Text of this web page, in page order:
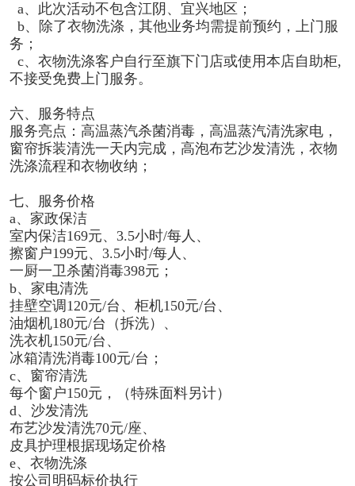
a、此次活动不包含江阴、宜兴地区；
b、除了衣物洗涤，其他业务均需提前预约，上门服
务；
c、衣物洗涤客户自行至旗下门店或使用本店自助柜,
不接受免费上门服务。
六、服务特点
服务亮点：高温蒸汽杀菌消毒，高温蒸汽清洗家电，
窗帘拆装清洗一天内完成，高泡布艺沙发清洗，衣物
洗涤流程和衣物收纳；
七、服务价格
a、家政保洁
室内保洁169元、3.5小时/每人、
擦窗户199元、3.5小时/每人、
一厨一卫杀菌消毒398元；
b、家电清洗
挂壁空调120元/台、柜机150元/台、
油烟机180元/台（拆洗）、
洗衣机150元/台、
冰箱清洗消毒100元/台；
c、窗帘清洗
每个窗户150元，（特殊面料另计）
d、沙发清洗
布艺沙发清洗70元/座、
皮具护理根据现场定价格
e、衣物洗涤
按公司明码标价执行